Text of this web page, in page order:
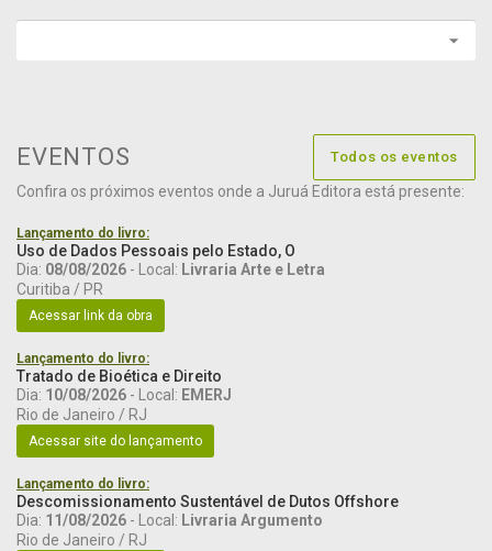
EVENTOS Todos os eventos
Confira os próximos eventos onde a Juruá Editora está presente:
Lançamento do livro:
Uso de Dados Pessoais pelo Estado, O
Dia: 08/08/2026 - Local: Livraria Arte e Letra
Curitiba / PR
Acessar link da obra
Lançamento do livro:
Tratado de Bioética e Direito
Dia: 10/08/2026 - Local: EMERJ
Rio de Janeiro / RJ
Acessar site do lançamento
Lançamento do livro:
Descomissionamento Sustentável de Dutos Offshore
Dia: 11/08/2026 - Local: Livraria Argumento
Rio de Janeiro / RJ